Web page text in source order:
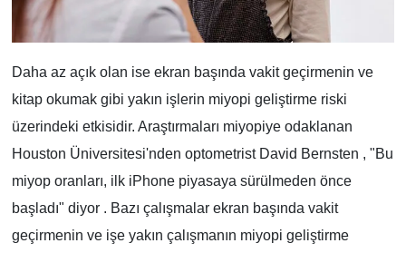
Daha az açık olan ise ekran başında vakit geçirmenin ve
kitap okumak gibi yakın işlerin miyopi geliştirme riski
üzerindeki etkisidir. Araştırmaları miyopiye odaklanan
Houston Üniversitesi'nden optometrist David Bernsten , "Bu
miyop oranları, ilk iPhone piyasaya sürülmeden önce
başladı" diyor . Bazı çalışmalar ekran başında vakit
geçirmenin ve işe yakın çalışmanın miyopi geliştirme